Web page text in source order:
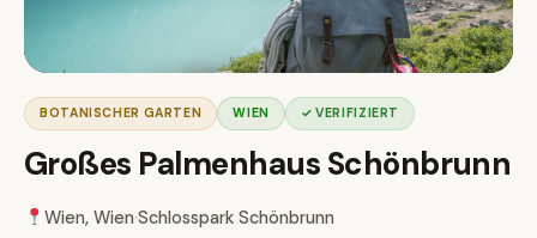
BOTANISCHER GARTEN WIEN ✓ VERIFIZIERT
Großes Palmenhaus Schönbrunn
Wien, Wien·Schlosspark Schönbrunn